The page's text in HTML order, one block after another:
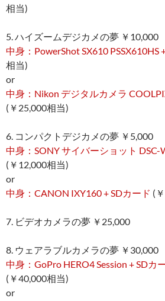
相当)
5. ハイズームデジカメの夢 ￥10,000
中身：PowerShot SX610 PSSX610HS
相当)
or
中身：Nikon デジタルカメラ
(￥25,000相当)
6. コンパクトデジカメの夢 ￥5,000
中身：SONY サイバーショット DSC-
(￥12,000相当)
or
中身：CANON IXY160 + SDカード (
7. ビデオカメラの夢 ￥25,000
8. ウェアラブルカメラの夢 ￥30,000
中身：GoPro HERO4 Session + SDカ
(￥40,000相当)
or